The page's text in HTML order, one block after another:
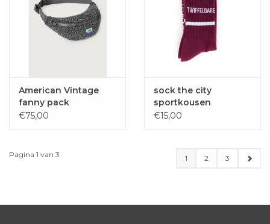
American Vintage
fanny pack
hometown
€75,00
sock the city
sportkousen
TWIFFELOARE
€15,00
Pagina 1 van 3 1 2 3